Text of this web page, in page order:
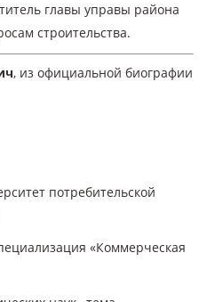
главы управы района
строительства.
, из официальной биографии
потребительской
«Коммерческая